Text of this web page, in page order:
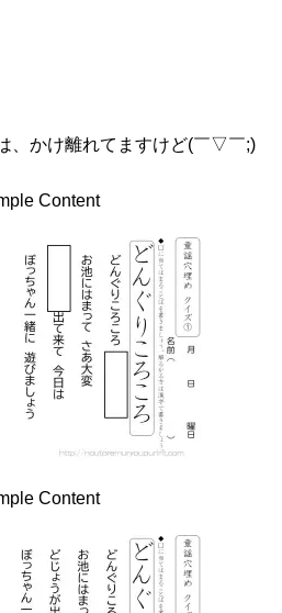
、かけ離れてますけど(￣▽￣;)
Content
Content